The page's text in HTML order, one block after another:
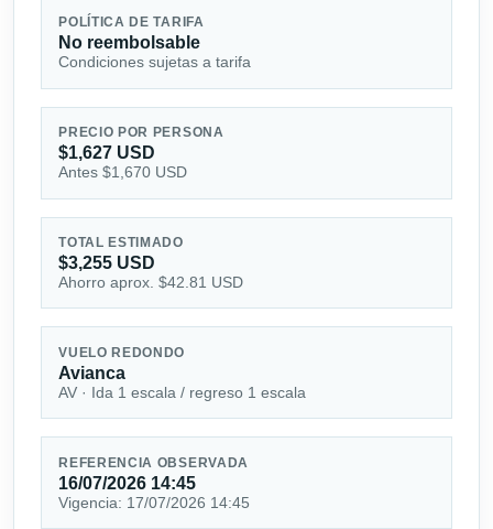
POLÍTICA DE TARIFA
No reembolsable
Condiciones sujetas a tarifa
PRECIO POR PERSONA
$1,627 USD
Antes $1,670 USD
TOTAL ESTIMADO
$3,255 USD
Ahorro aprox. $42.81 USD
VUELO REDONDO
Avianca
AV · Ida 1 escala / regreso 1 escala
REFERENCIA OBSERVADA
16/07/2026 14:45
Vigencia: 17/07/2026 14:45